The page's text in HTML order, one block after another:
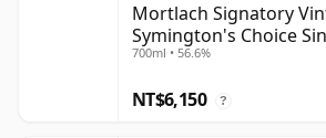
Mortlach Signatory
Symington's Choice
17 年
700ml • 56.6%
NT$6,150 ?